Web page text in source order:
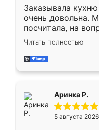
Заказывала
очень довольна.
посчитала, на
Замерщик
делу со всей
за день, ребята
Читать полностью
Аринка Р.
5 августа 2026